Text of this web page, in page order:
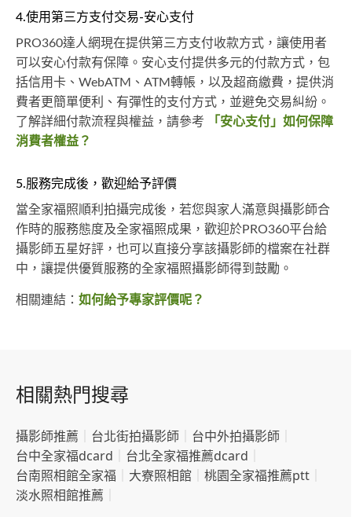
4.使用第三方支付交易-安心支付
PRO360達人網現在提供第三方支付收款方式，讓使用者
可以安心付款有保障。安心支付提供多元的付款方式，包
括信用卡、WebATM、ATM轉帳，以及超商繳費，提供消
費者更簡單便利、有彈性的支付方式，並避免交易糾紛。
了解詳細付款流程與權益，請參考
「安心支付」如何保障
消費者權益？
5.服務完成後，歡迎給予評價
當全家福照順利拍攝完成後，若您與家人滿意與攝影師合
作時的服務態度及全家福照成果，歡迎於PRO360平台給
攝影師五星好評，也可以直接分享該攝影師的檔案在社群
中，讓提供優質服務的全家福照攝影師得到鼓勵。
相關連結： 如何給予專家評價呢？
相關熱門搜尋
攝影師推薦 台北街拍攝影師 台中外拍攝影師
台中全家福dcard
台北全家福推薦dcard
台南照相館全家福
大寮照相館 桃園全家福推薦ptt
淡水照相館推薦